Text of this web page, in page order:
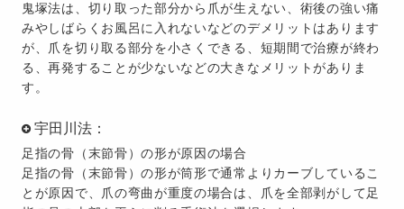
鬼塚法は、切り取った部分から爪が生えない、術後の強い痛
みやしばらくお風呂に入れないなどのデメリットはあります
が、爪を切り取る部分を小さくできる、短期間で治療が終わ
る、再発することが少ないなどの大きなメリットがありま
す。
宇田川法：
足指の骨（末節骨）の形が原因の場合
足指の骨（末節骨）の形が筒形で通常よりカーブしているこ
とが原因で、爪の弯曲が重度の場合は、爪を全部剥がして足